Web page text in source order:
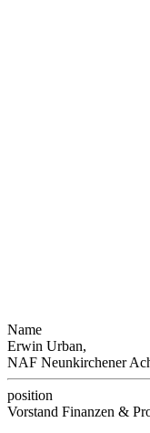
Name
Erwin Urban,
NAF Neunkirchener
position
Vorstand Finanzen &